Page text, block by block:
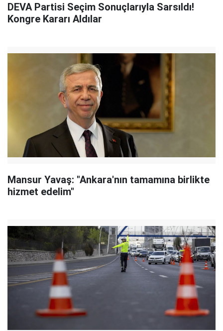
DEVA Partisi Seçim Sonuçlarıyla Sarsıldı!
Kongre Kararı Aldılar
Mansur Yavaş: "Ankara'nın tamamına birlikte
hizmet edelim"